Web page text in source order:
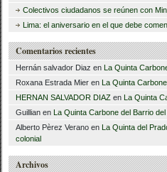
: Colectivos ciudadanos se reúnen con
Lima: el aniversario en el que debe
Comentarios recientes
Hernán salvador Diaz en La Quinta
Roxana Estrada Mier en La Quinta
HERNAN SALVADOR DIAZ en La Quinta
Guillian en La Quinta Carbone del Barrio
Alberto Pèrez Verano en La Quinta del
colonial
Archivos